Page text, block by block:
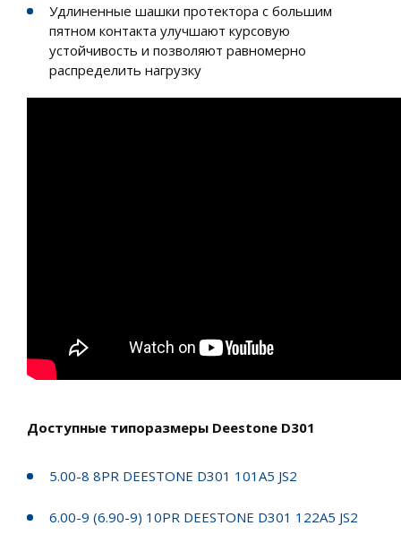
Удлиненные шашки протектора с большим
пятном контакта улучшают курсовую
устойчивость и позволяют равномерно
распределить нагрузку
Доступные типоразмеры Deestone D301
5.00-8 8PR DEESTONE D301 101A5 JS2
6.00-9 (6.90-9) 10PR DEESTONE D301 122A5 JS2